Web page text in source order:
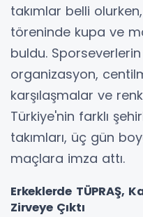
takımlar belli
töreninde kupa ve
buldu.
organizasyon,
karşılaşmalar ve
Türkiye'nin farklı
takımları, üç gün
maçlara imza attı.
Erkeklerde TÜPRAŞ,
Zirveye Çıktı